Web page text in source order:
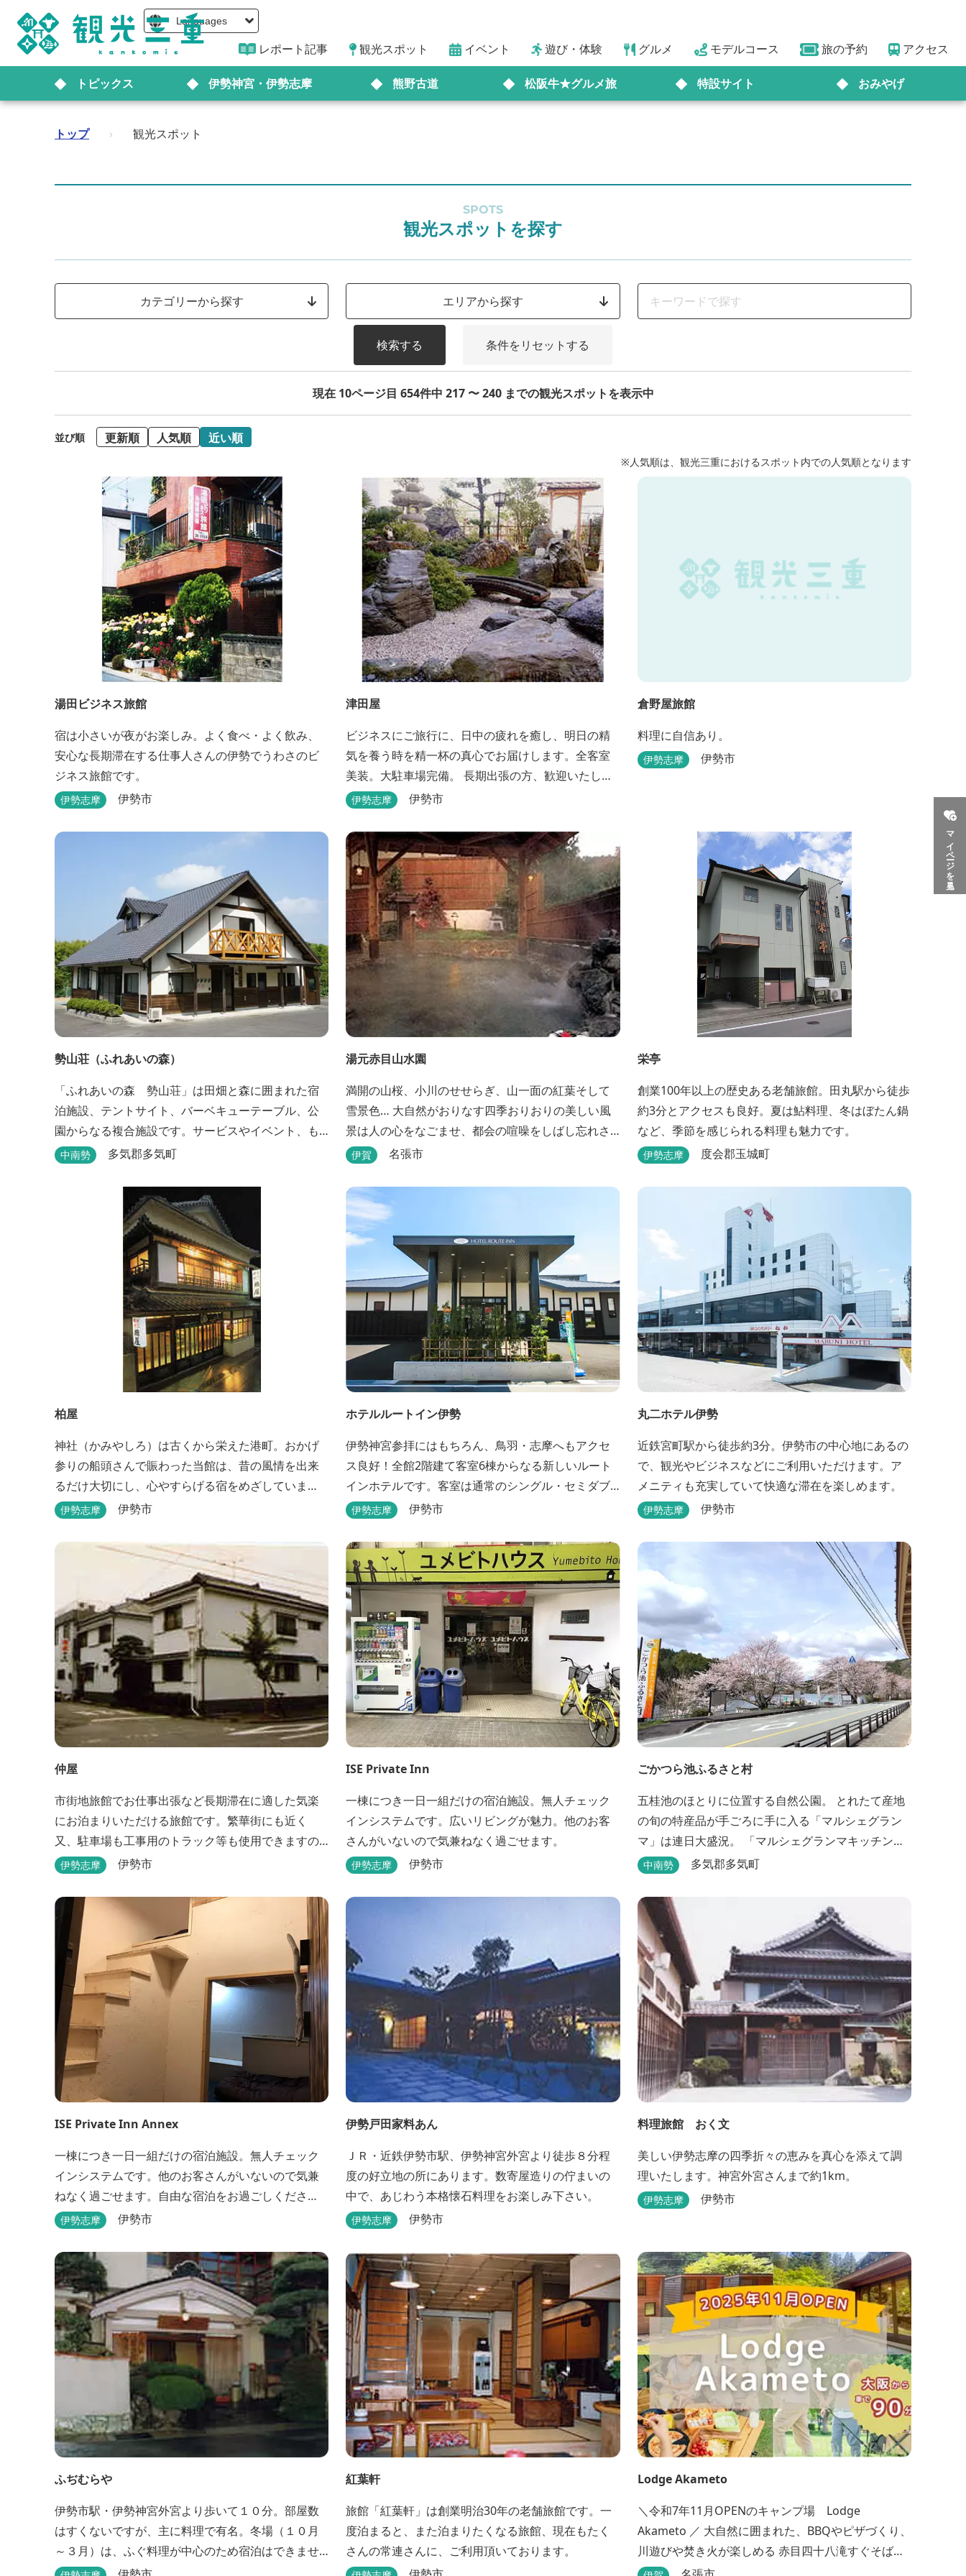
Languages
レポート記事 観光スポット イベント 遊び・体験 グルメ モデルコース 旅の予約 アクセス
トピックス 伊勢神宮・伊勢志摩 熊野古道 松阪牛★グルメ旅 特設サイト おみやげ
マイページを見る
トップ › 観光スポット
SPOTS
観光スポットを探す
カテゴリーから探す エリアから探す
検索する 条件をリセットする
現在 10ページ目 654件中 217 〜 240 までの観光スポットを表示中
並び順 更新順 人気順 近い順
※人気順は、観光三重におけるスポット内での人気順となります
湯田ビジネス旅館
宿は小さいが夜がお楽しみ。よく食べ・よく飲み、
安心な長期滞在する仕事人さんの伊勢でうわさのビ
ジネス旅館です。
伊勢志摩 伊勢市
津田屋
ビジネスにご旅行に、日中の疲れを癒し、明日の精
気を養う時を精一杯の真心でお届けします。全客室
美装。大駐車場完備。 長期出張の方、歓迎いたしま
す。浴室は24時間ご利用頂けます。
伊勢志摩 伊勢市
倉野屋旅館
料理に自信あり。
伊勢志摩 伊勢市
勢山荘（ふれあいの森）
「ふれあいの森 勢山荘」は田畑と森に囲まれた宿
泊施設、テントサイト、バーベキューテーブル、公
園からなる複合施設です。サービスやイベント、も
のづくり等を通して農村地域の持つポテンシャルを
息し、初夏にはホタルが飛び交う「メダカ池」や、
約９０００本のあじさいが植えられた「あじさいの
小径」を散策し、遠い昔に過ごした懐かしい田舎に
タイムスリップしてみま...
中南勢 多気郡多気町
湯元赤目山水園
満開の山桜、小川のせせらぎ、山一面の紅葉そして
雪景色… 大自然がおりなす四季おりおりの美しい風
景は人の心をなごませ、都会の喧噪をしばし忘れさ
せてくれます。 そんな恵まれた環境の中にある、純
す。 また、赤目山水園の園内からこんこんと湧き出
る天然温泉「赤目温泉山の湯」は、肌にやさしい美
人と健康の湯として大勢のお客様に喜んでいただい
ておりま...
伊賀 名張市
栄亭
創業100年以上の歴史ある老舗旅館。田丸駅から徒歩
約3分とアクセスも良好。夏は鮎料理、冬はぼたん鍋
など、季節を感じられる料理も魅力です。
伊勢志摩 度会郡玉城町
柏屋
神社（かみやしろ）は古くから栄えた港町。おかげ
参りの船頭さんで賑わった当館は、昔の風情を出来
るだけ大切にし、心やすらげる宿をめざしていま
す。また、伊勢志摩の美味しい海の幸、山の幸を低
伊勢志摩 伊勢市
ホテルルートイン伊勢
伊勢神宮参拝にはもちろん、鳥羽・志摩へもアクセ
ス良好！全館2階建て客室6棟からなる新しいルート
インホテルです。客室は通常のシングル・セミダブ
ル・ ツインの他、畳敷きの和室もご用意しておりま
でお部屋でおくつろぎください。 また、朝食バイキ
ング無料サービス（営業時間6:30～900）、大浴場完
備、全室インターネット回線完備（Wi-Fi・LAN接...
伊勢志摩 伊勢市
丸二ホテル伊勢
近鉄宮町駅から徒歩約3分。伊勢市の中心地にあるの
で、観光やビジネスなどにご利用いただけます。ア
メニティも充実していて快適な滞在を楽しめます。
伊勢志摩 伊勢市
仲屋
市街地旅館でお仕事出張など長期滞在に適した気楽
にお泊まりいただける旅館です。繁華街にも近く
又、駐車場も工事用のトラック等も使用できますの
で、ぜひご利用ください。
伊勢志摩 伊勢市
ISE Private Inn
一棟につき一日一組だけの宿泊施設。無人チェック
インシステムです。広いリビングが魅力。他のお客
さんがいないので気兼ねなく過ごせます。
伊勢志摩 伊勢市
ごかつら池ふるさと村
五桂池のほとりに位置する自然公園。 とれたて産地
の旬の特産品が手ごろに手に入る「マルシェグラン
マ」は連日大盛況。 「マルシェグランマキッチン」
の地元食材で作ったオリジナルピザは大好評！ バー
になった「手ぶらバーベキューセット」も人気で
す。 『ごかつら池どうぶつパーク』近くにありま
す。 多気町観光協会のフェイスブックでは多気町の
ローカ...
中南勢 多気郡多気町
ISE Private Inn Annex
一棟につき一日一組だけの宿泊施設。無人チェック
インシステムです。他のお客さんがいないので気兼
ねなく過ごせます。自由な宿泊をお過ごしくださ
い。
伊勢志摩 伊勢市
伊勢戸田家料あん
ＪＲ・近鉄伊勢市駅、伊勢神宮外宮より徒歩８分程
度の好立地の所にあります。数寄屋造りの佇まいの
中で、あじわう本格懐石料理をお楽しみ下さい。
伊勢志摩 伊勢市
料理旅館 おく文
美しい伊勢志摩の四季折々の恵みを真心を添えて調
理いたします。神宮外宮さんまで約1km。
伊勢志摩 伊勢市
ふぢむらや
伊勢市駅・伊勢神宮外宮より歩いて１０分。部屋数
はすくないですが、主に料理で有名。冬場（１０月
～３月）は、ふぐ料理が中心のため宿泊はできませ
ん。他に季節ごとに地元素材を生かした特殊料理も
紅葉軒
旅館「紅葉軒」は創業明治30年の老舗旅館です。一
度泊まると、また泊まりたくなる旅館、現在もたく
さんの常連さんに、ご利用頂いております。
Lodge Akameto
＼令和7年11月OPENのキャンプ場 Lodge
Akameto ／ 大自然に囲まれた、BBQやピザづくり、
川遊びや焚き火が楽しめる 赤目四十八滝すぐそばの
キャンプ場です。 ★大阪から車で90分・名古屋から